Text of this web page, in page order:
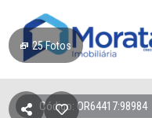
25Fotos
Código: OR64417:98984